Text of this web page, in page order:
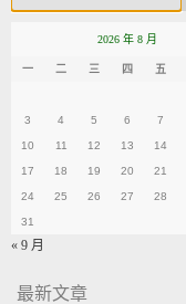
2026 年 8 月
一 二 三 四 五
3 4 5 6 7
10 11 12 13 14
17 18 19 20 21
24 25 26 27 28
31
« 9 月
最新文章